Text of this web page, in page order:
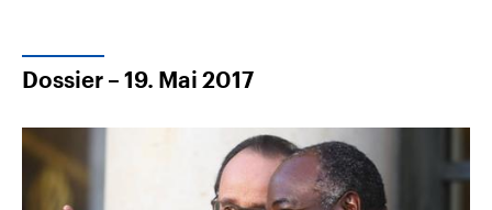
Dossier – 19. Mai 2017